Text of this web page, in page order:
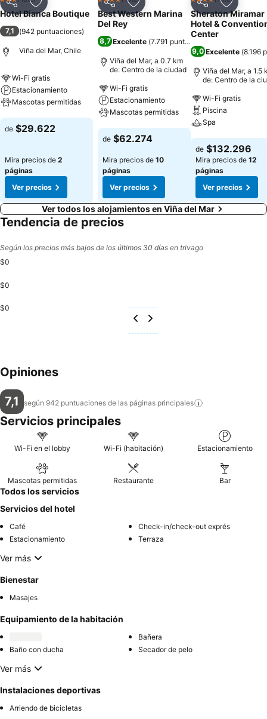
CompartirAgregar a favoritos
3 Estrellas
Hotel Bianca Boutique
7,1 (942 puntuaciones)
Viña del Mar, Chile
Wi-Fi gratis
Estacionamiento
Mascotas permitidas
Ver precios
de $29.622
Mira precios de 2
páginas
Ver precios
CompartirAgregar a favoritos
4 Estrellas
Best Western Marina
Del Rey
8,7 Excelente (7.791 puntuaciones
Viña del Mar, a 0.7 km
de: Centro de la ciudad
Wi-Fi gratis
Estacionamiento
Mascotas permitidas
Ver precios
de $62.274
Mira precios de 10
páginas
Ver precios
CompartirAgregar
4 Estrellas
Sheraton Miramar
Hotel &
Center
9,0 Excelente (8.196
Viña del Mar, a 1.5
de: Centro de la
Wi-Fi gratis
Piscina
Spa
Ver precios
de $132.296
Mira precios de 12
páginas
Ver precios
Ver todos los alojamientos en Viña del Mar
Tendencia de precios
Según los precios más bajos de los últimos 30 días en trivago
$0
$0
$0
Opiniones
7,1 según 942 puntuaciones de las páginas principales
Servicios principales
Wi-Fi en el lobby Wi-Fi (habitación) Estacionamiento
Mascotas permitidas Restaurante Bar
Todos los servicios
Servicios del hotel
Café
Check-in/check-out exprés
Estacionamiento
Terraza
Ver más
Bienestar
Masajes
Equipamiento de la habitación
Bañera
Baño con ducha
Secador de pelo
Ver más
Instalaciones deportivas
Arriendo de bicicletas